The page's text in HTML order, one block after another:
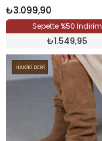
₺3.099,90
Sepette %50 İndirim
₺1.549,95
HAKİKİ DERİ